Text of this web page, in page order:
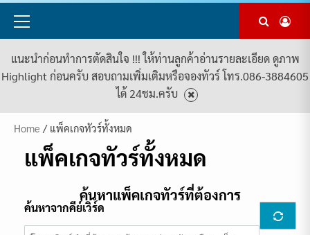
Primary
แนะนำก่อนทำการตัดสินใจ !!! ให้ท่านลูกค้าอ่านรายละเอียด ดูภาพ
Highlight ก่อนครับ สอบถามเพิ่มเติมหรือจองทัวร์ โทร.086-3884605
ได้ 24ชม.ครับ
Home / แพ็คเกจทัวร์ทั้งหมด
แพ็คเกจทัวร์ทั้งหมด
ค้นหาแพ็คเกจทัวร์ที่ต้องการ
ค้นหาจากคีย์เวิร์ด